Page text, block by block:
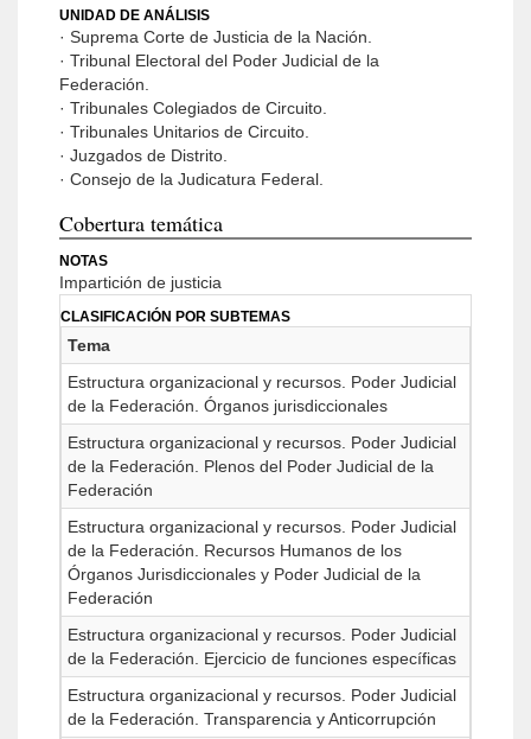
UNIDAD DE ANÁLISIS
· Suprema Corte de Justicia de la Nación.
· Tribunal Electoral del Poder Judicial de la
Federación.
· Tribunales Colegiados de Circuito.
· Tribunales Unitarios de Circuito.
· Juzgados de Distrito.
· Consejo de la Judicatura Federal.
Cobertura temática
NOTAS
Impartición de justicia
CLASIFICACIÓN POR SUBTEMAS
Tema
Estructura organizacional y recursos. Poder Judicial
de la Federación. Órganos jurisdiccionales
Estructura organizacional y recursos. Poder Judicial
de la Federación. Plenos del Poder Judicial de la
Federación
Estructura organizacional y recursos. Poder Judicial
de la Federación. Recursos Humanos de los
Órganos Jurisdiccionales y Poder Judicial de la
Federación
Estructura organizacional y recursos. Poder Judicial
de la Federación. Ejercicio de funciones específicas
Estructura organizacional y recursos. Poder Judicial
de la Federación. Transparencia y Anticorrupción